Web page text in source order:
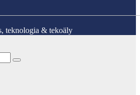
teknologia & tekoäly